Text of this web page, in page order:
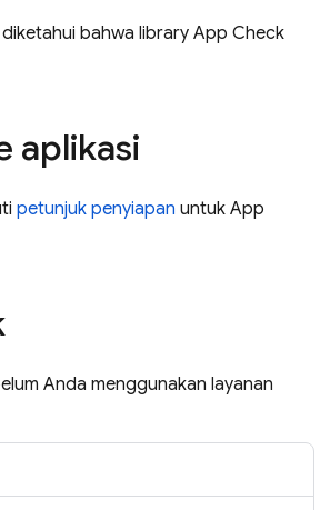
bahwa library App Check
aplikasi
petunjuk penyiapan untuk App
Anda menggunakan layanan